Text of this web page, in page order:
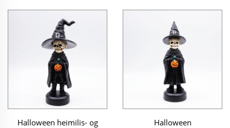
Halloween heimilis- og
Halloween